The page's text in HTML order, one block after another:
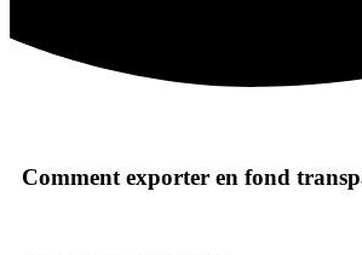
Comment exporter en fond